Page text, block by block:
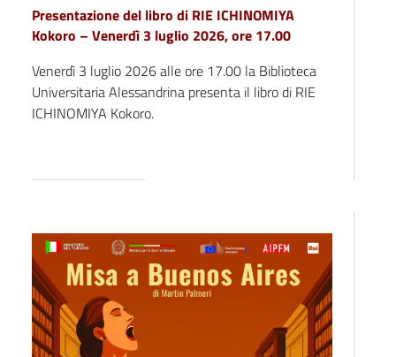
Presentazione del libro di RIE ICHINOMIYA
Kokoro – Venerdì 3 luglio 2026, ore 17.00
Venerdì 3 luglio 2026 alle ore 17.00 la Biblioteca
Universitaria Alessandrina presenta il libro di RIE
ICHINOMIYA Kokoro.